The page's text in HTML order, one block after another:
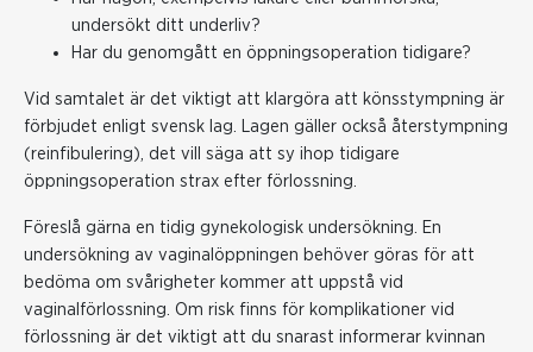
undersökt ditt underliv?
Har du genomgått en öppningsoperation tidigare?
Vid samtalet är det viktigt att klargöra att könsstympning är
förbjudet enligt svensk lag. Lagen gäller också återstympning
(reinfibulering), det vill säga att sy ihop tidigare
öppningsoperation strax efter förlossning.
Föreslå gärna en tidig gynekologisk undersökning. En
undersökning av vaginalöppningen behöver göras för att
bedöma om svårigheter kommer att uppstå vid
vaginalförlossning. Om risk finns för komplikationer vid
förlossning är det viktigt att du snarast informerar kvinnan